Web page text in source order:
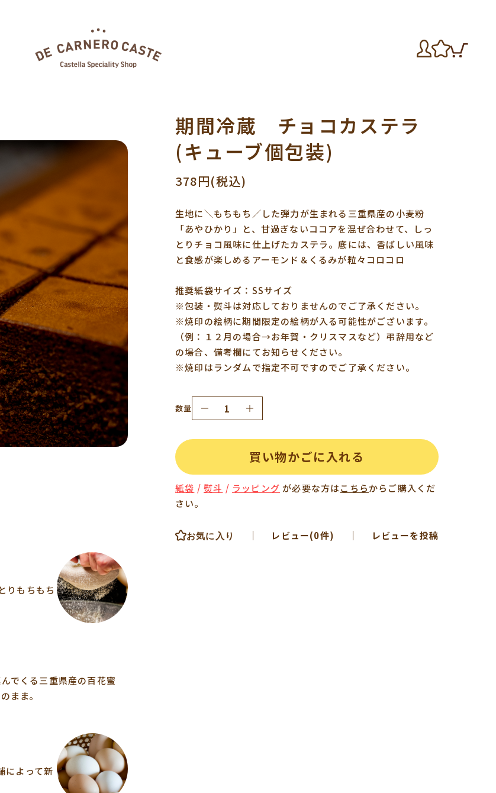
期間冷蔵 チョコカステラ
(キューブ個包装)
378円(税込)
生地に＼もちもち／した弾力が生まれる三重県産の小麦粉
「あやひかり」と、甘過ぎないココアを混ぜ合わせて、しっ
とりチョコ風味に仕上げたカステラ。底には、香ばしい風味
と食感が楽しめるアーモンド＆くるみが粒々コロコロ
推奨紙袋サイズ：SSサイズ
※包装・熨斗は対応しておりませんのでご了承ください。
※焼印の絵柄に期間限定の絵柄が入る可能性がございます。
（例：１２月の場合→お年賀・クリスマスなど）弔辞用など
の場合、備考欄にてお知らせください。
※焼印はランダムで指定不可ですのでご了承ください。
数量
買い物かごに入れる
紙袋 /熨斗 / ラッピング が必要な方はこちらからご購入くだ
さい。
お気に入り レビュー(0件) レビューを投稿
りもちもち
でくる三重県産の百花蜜
まま。
によって新